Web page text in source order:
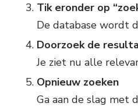
Tik eronder op
De database wordt
Doorzoek de
Je ziet nu alle
Opnieuw zoeken
Ga aan de slag met